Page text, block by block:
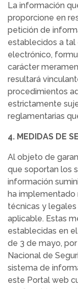
La información
proporcione en
petición de
establecidos a
electrónico,
carácter
resultará
procedimientos
estrictamente
reglamentarias
4. MEDIDAS DE
Al objeto de
que soportan los
información
ha implementado
técnicas y
aplicable. Estas
establecidas en
de 3 de mayo,
Nacional de
sistema de
este Portal web